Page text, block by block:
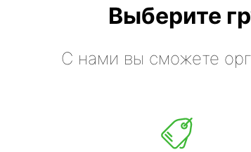
Выберите
С нами вы сможете